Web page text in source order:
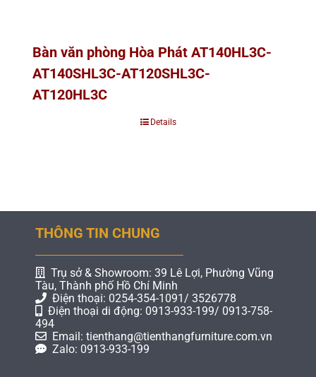
Bàn văn phòng Hòa Phát AT140HL3C-
AT140SHL3C-AT120SHL3C-
AT120HL3C
Details
THÔNG TIN CHUNG
Trụ sở & Showroom: 39 Lê Lợi, Phường Vũng
Tàu, Thành phố Hồ Chí Minh
Điện thoại: 0254-354-1091/ 3526778
Điện thoại di động: 0913-933-199/ 0913-758-
494
Email: tienthang@tienthangfurniture.com.vn
Zalo: 0913-933-199